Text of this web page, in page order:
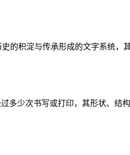
的积淀与传承形成的文字系统，
多少次书写或打印，其形状、结